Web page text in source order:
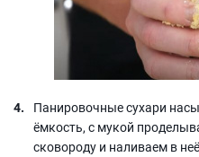
Панировочные сухари
ёмкость, с мукой
сковороду и наливаем в